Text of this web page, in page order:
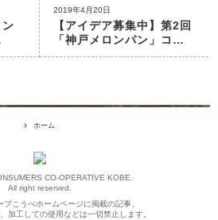
2019年4月20日
【アイデア募集中】第2回
「神戸メロンパン」コ …
ホーム
CO-OPERATIVE KOBE.
All right reserved.
プこうべホームページに掲載の記事、
加工しての使用などは一切禁止します。